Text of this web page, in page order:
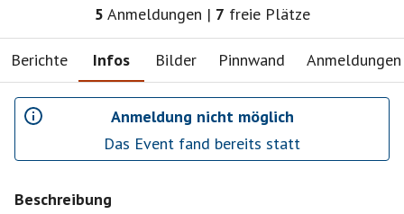
5 Anmeldungen | 7 freie Plätze
Berichte Infos Bilder Pinnwand Anmeldungen
Anmeldung nicht möglich
Das Event fand bereits statt
Beschreibung